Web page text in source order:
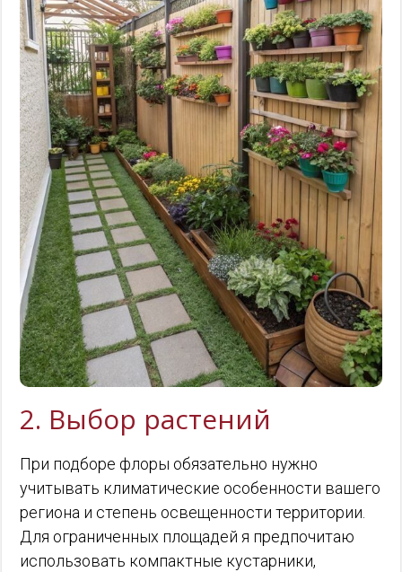
2. Выбор растений
При подборе флоры обязательно нужно
учитывать климатические особенности вашего
региона и степень освещенности территории.
Для ограниченных площадей я предпочитаю
использовать компактные кустарники,